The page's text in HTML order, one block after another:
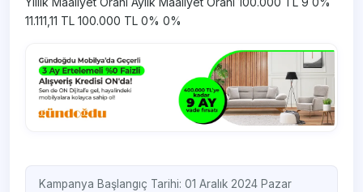
11.111,11 TL 100.000 TL 0% 0%
Kampanya Başlangıç Tarihi: 01 Aralık 2024 Pazar